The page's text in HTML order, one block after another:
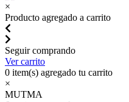
×
Producto agregado a carrito
Seguir comprando
Ver carrito
0 item(s) agregado tu carrito
×
MUTMA